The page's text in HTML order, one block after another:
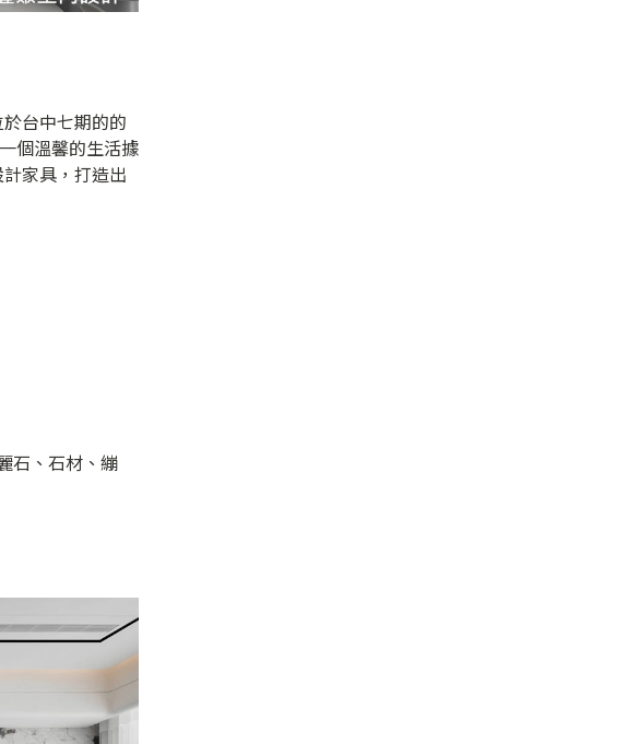
台中七期的的
個溫馨的生活據
家具，打造出
石、石材、繃